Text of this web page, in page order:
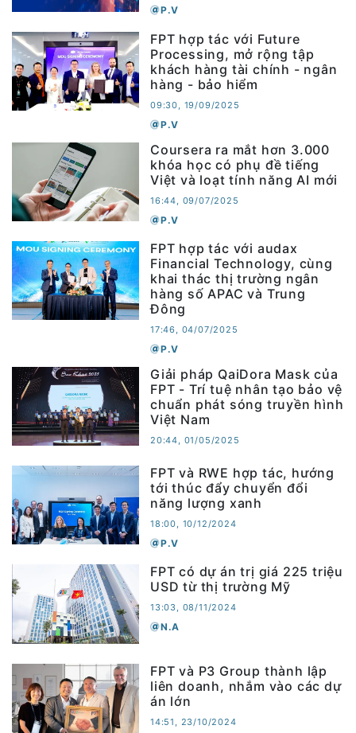
P.V
FPT hợp tác với Future
Processing, mở rộng tập
khách hàng tài chính - ngân
hàng - bảo hiểm
09:30, 19/09/2025
P.V
Coursera ra mắt hơn 3.000
khóa học có phụ đề tiếng
Việt và loạt tính năng AI mới
16:44, 09/07/2025
P.V
FPT hợp tác với audax
Financial Technology, cùng
khai thác thị trường ngân
hàng số APAC và Trung
Đông
17:46, 04/07/2025
P.V
Giải pháp QaiDora Mask của
FPT - Trí tuệ nhân tạo bảo vệ
chuẩn phát sóng truyền hình
Việt Nam
20:44, 01/05/2025
FPT và RWE hợp tác, hướng
tới thúc đẩy chuyển đổi
năng lượng xanh
18:00, 10/12/2024
P.V
FPT có dự án trị giá 225 triệu
USD từ thị trường Mỹ
13:03, 08/11/2024
N.A
FPT và P3 Group thành lập
liên doanh, nhắm vào các dự
án lớn
14:51, 23/10/2024